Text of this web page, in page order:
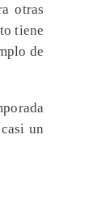
otras
tiene
de
un